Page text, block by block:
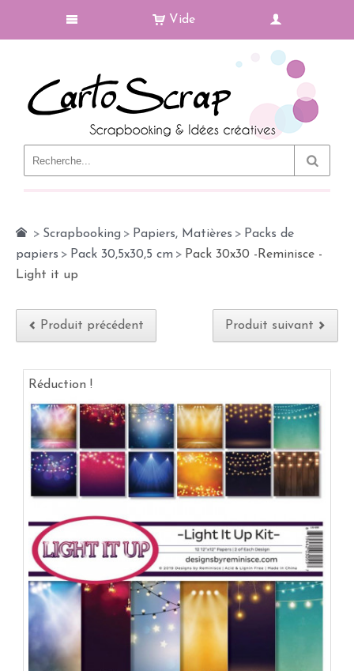
Vide
> Scrapbooking > Papiers, Matières > Packs de
papiers > Pack 30,5x30,5 cm > Pack 30x30 -Reminisce -
Light it up
Produit précédent Produit suivant
Réduction !